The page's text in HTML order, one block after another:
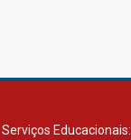
Serviços Educacionais: